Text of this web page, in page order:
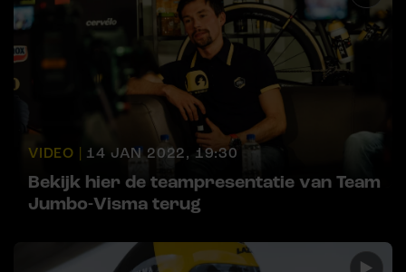
VIDEO | 14 JAN 2022, 19:30
Bekijk hier de teampresentatie van Team
Jumbo-Visma terug